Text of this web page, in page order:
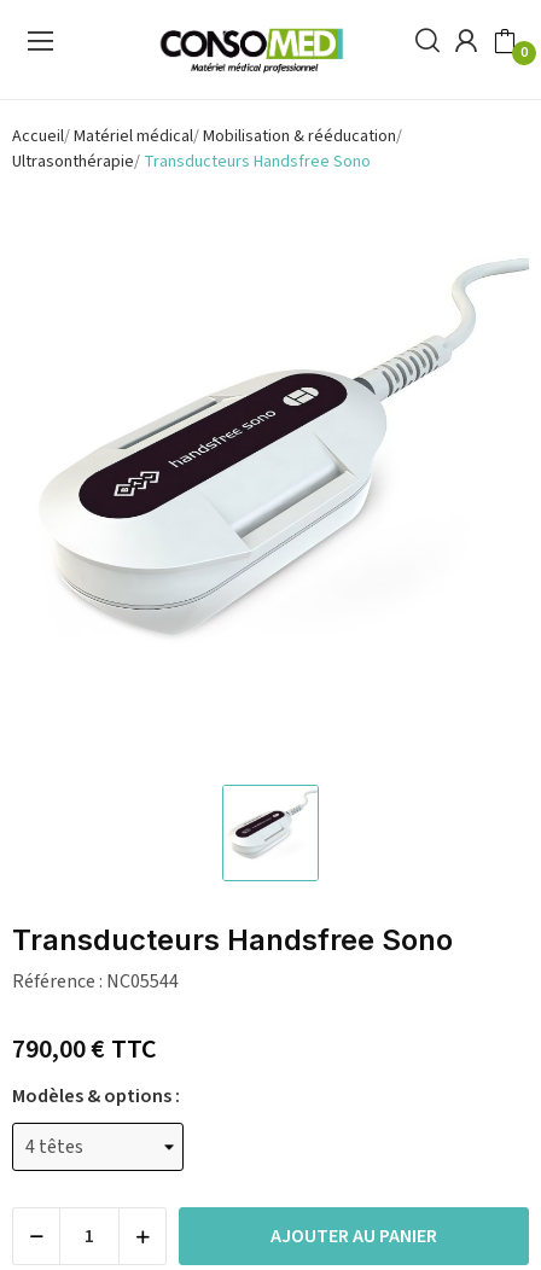
0
Accueil Matériel médical Mobilisation & rééducation
Ultrasonthérapie Transducteurs Handsfree Sono
Transducteurs Handsfree Sono
Référence : NC05544
790,00 €TTC
Modèles & options :
AJOUTER AU PANIER